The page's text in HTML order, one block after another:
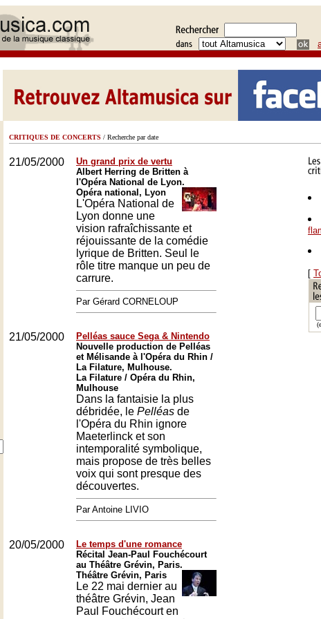
CRITIQUES DE CONCERTS / Recherche par date
21/05/2000
Un grand prix de vertu
Albert Herring de Britten à
l'Opéra National de Lyon.
Opéra national, Lyon
L'Opéra National de
Lyon donne une
vision rafraîchissante et
réjouissante de la comédie
lyrique de Britten. Seul le
rôle titre manque un peu de
carrure.
Par Gérard CORNELOUP
21/05/2000
Pelléas sauce Sega & Nintendo
Nouvelle production de Pelléas
et Mélisande à l'Opéra du Rhin /
La Filature, Mulhouse.
La Filature / Opéra du Rhin,
Mulhouse
Dans la fantaisie la plus
débridée, le Pelléas de
l'Opéra du Rhin ignore
Maeterlinck et son
intemporalité symbolique,
mais propose de très belles
voix qui sont presque des
découvertes.
Par Antoine LIVIO
20/05/2000
Le temps d'une romance
Récital Jean-Paul Fouchécourt
au Théâtre Grévin, Paris.
Théâtre Grévin, Paris
Le 22 mai dernier au
théâtre Grévin, Jean
Paul Fouchécourt en
[